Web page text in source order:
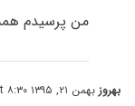
من پرسیدم
بهروزبهمن ۲۱, ۱۳۹۵ at ۸:۳۰ ب٫ظ